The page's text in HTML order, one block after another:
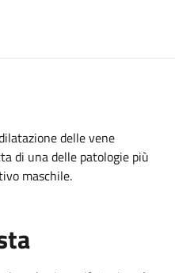
delle vene
di una delle patologie più
maschile.